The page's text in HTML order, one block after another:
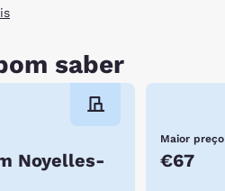
saber
Noyelles-
Maior preço
€67